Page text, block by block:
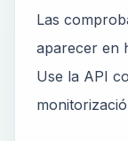
Las
aparecer en
Use la API